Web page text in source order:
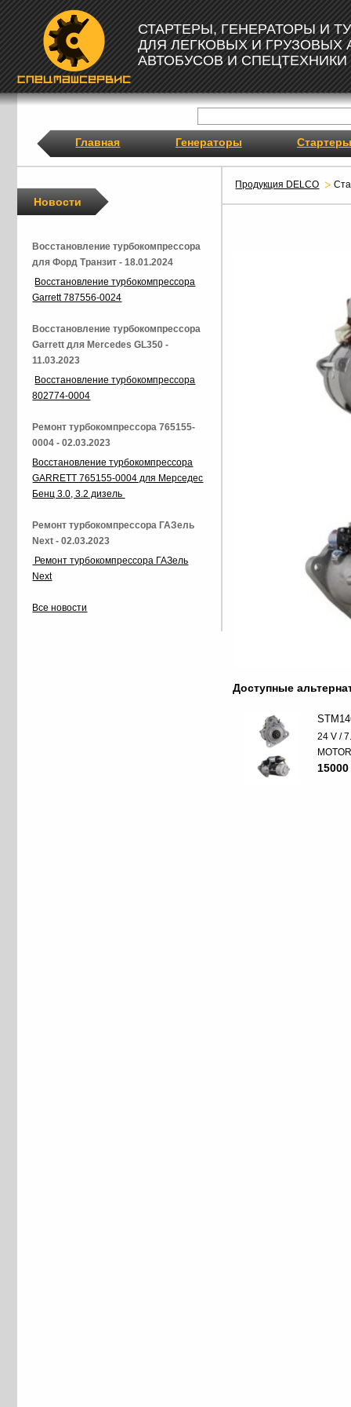
СТАРТЕРЫ, ГЕНЕРАТОРЫ И
ДЛЯ ЛЕГКОВЫХ И ГРУЗОВЫХ
АВТОБУСОВ И СПЕЦТЕХНИКИ
Главная Генераторы Стартеры
Продукция DELCO
Доступные
24 V /
Новости
Восстановление турбокомпрессора
для Форд Транзит - 18.01.2024
Восстановление турбокомпрессора
Garrett 787556-0024
Восстановление турбокомпрессора
Garrett для Mercedes GL350 -
11.03.2023
Восстановление турбокомпрессора
802774-0004
Ремонт турбокомпрессора 765155-
0004 - 02.03.2023
Восстановление турбокомпрессора
GARRETT 765155-0004 для Мерседес
Бенц 3.0, 3.2 дизель
Ремонт турбокомпрессора ГАЗель
Next - 02.03.2023
Ремонт турбокомпрессора ГАЗель
Next
Все новости